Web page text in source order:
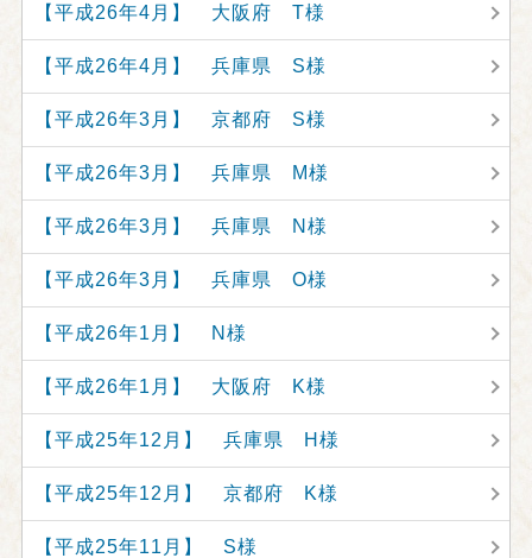
【平成26年4月】 大阪府 T様
【平成26年4月】 兵庫県 S様
【平成26年3月】 京都府 S様
【平成26年3月】 兵庫県 M様
【平成26年3月】 兵庫県 N様
【平成26年3月】 兵庫県 O様
【平成26年1月】 N様
【平成26年1月】 大阪府 K様
【平成25年12月】 兵庫県 H様
【平成25年12月】 京都府 K様
【平成25年11月】 S様